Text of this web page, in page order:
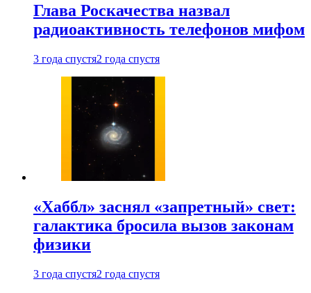
Глава Роскачества назвал
радиоактивность телефонов мифом
3 года спустя2 года спустя
«Хаббл» заснял «запретный» свет:
галактика бросила вызов законам
физики
3 года спустя2 года спустя